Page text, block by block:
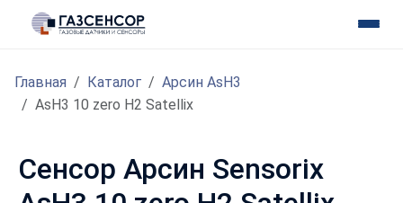
Главная Каталог
Арсин AsH3
AsH3 10 zero H2 Satellix
Cенсор Арсин Sensorix